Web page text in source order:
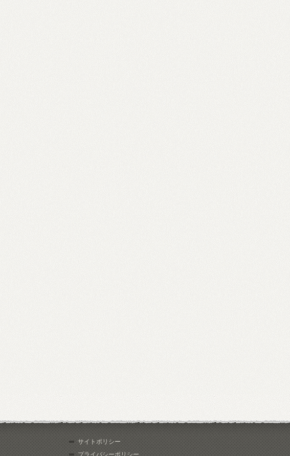
サイトポリシー
プライバシーポリシー